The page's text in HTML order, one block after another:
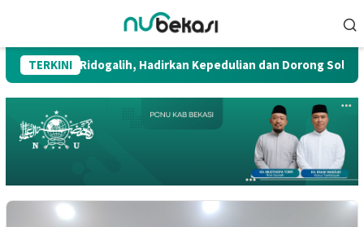
Menu
TERKINI
Warga Ridogalih, Hadirkan Kepedulian dan Dorong Solusi